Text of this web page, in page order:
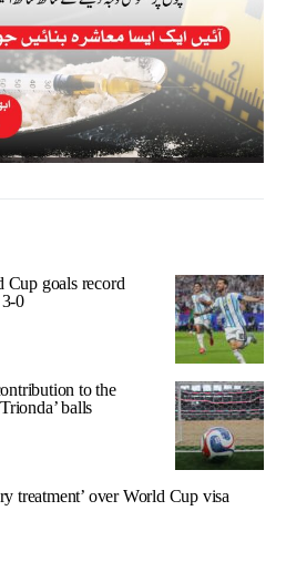
Cup goals record
0
to the
balls
treatment’ over World Cup visa